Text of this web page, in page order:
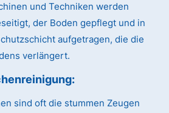
und Techniken werden
der Boden gepflegt und in
aufgetragen, die die
verlängert.
sind oft die stummen Zeugen